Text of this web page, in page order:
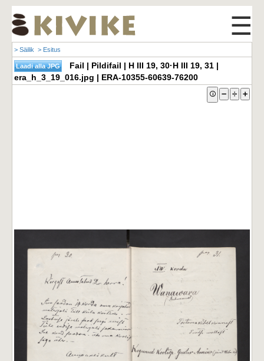
☰
> Säilik > Esitus
Fail | Pildifail | H III 19, 30·H III 19, 31 |
era_h_3_19_016.jpg | ERA-10355-60639-76200